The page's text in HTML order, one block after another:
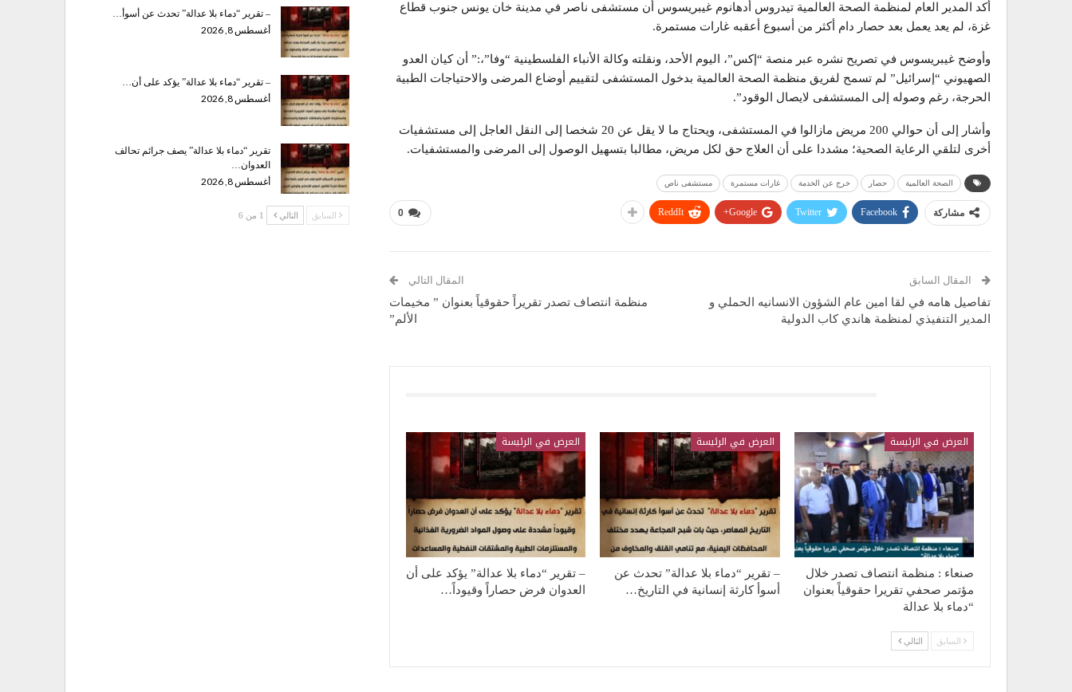
أكد المدير العام لمنظمة الصحة العالمية تيدروس أدهانوم غيبريسوس أن مستشفى ناصر في مدينة خان يونس جنوب قطاع
غزة، لم يعد يعمل بعد حصار دام أكثر من أسبوع أعقبه غارات مستمرة.
وأوضح غيبريسوس في تصريح نشره عبر منصة “إكس”، اليوم الأحد، ونقلته وكالة الأنباء الفلسطينية “وفا”،:” أن كيان العدو
الصهيوني “إسرائيل” لم تسمح لفريق منظمة الصحة العالمية بدخول المستشفى لتقييم أوضاع المرضى والاحتياجات الطبية
الحرجة، رغم وصوله إلى المستشفى لايصال الوقود”.
وأشار إلى أن حوالي 200 مريض مازالوا في المستشفى، ويحتاج ما لا يقل عن 20 شخصا إلى النقل العاجل إلى مستشفيات
أخرى لتلقي الرعاية الصحية؛ مشددا على أن العلاج حق لكل مريض، مطالبا بتسهيل الوصول إلى المرضى والمستشفيات.
الصحة العالمية حصار خرج عن الخدمة غارات مستمرة مستشفى ناص
0 مشاركة Facebook
Twitter
Google+
ReddIt
المقال السابق
تفاصيل هامه في لقا امين عام الشؤون الانسانيه الحملي و
المدير التنفيذي لمنظمة هاندي كاب الدولية
المقال التالي
منظمة انتصاف تصدر تقريراً حقوقياً بعنوان ” مخيمات
الألم”
العرض في الرئيسة
صنعاء : منظمة انتصاف تصدر خلال
مؤتمر صحفي تقريرا حقوقياً بعنوان
“دماء بلا عدالة
العرض في الرئيسة
– تقرير “دماء بلا عدالة” تحدث عن
أسوأ كارثة إنسانية في التاريخ…
العرض في الرئيسة
– تقرير “دماء بلا عدالة” يؤكد على أن
العدوان فرض حصاراً وقيوداً…
السابق التالي
– تقرير “دماء بلا عدالة” تحدث عن أسوأ…
أغسطس 8, 2026
– تقرير “دماء بلا عدالة” يؤكد على أن…
أغسطس 8, 2026
تقرير “دماء بلا عدالة” يصف جرائم تحالف
العدوان…
أغسطس 8, 2026
السابق التالي 1 من 6